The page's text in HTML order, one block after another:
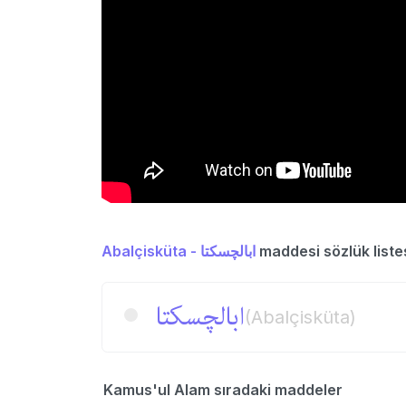
Abalçisküta - ابالچسكتا maddesi sözlük
ابالچسكتا(Abalçisküta)
Kamus'ul Alam sıradaki maddeler